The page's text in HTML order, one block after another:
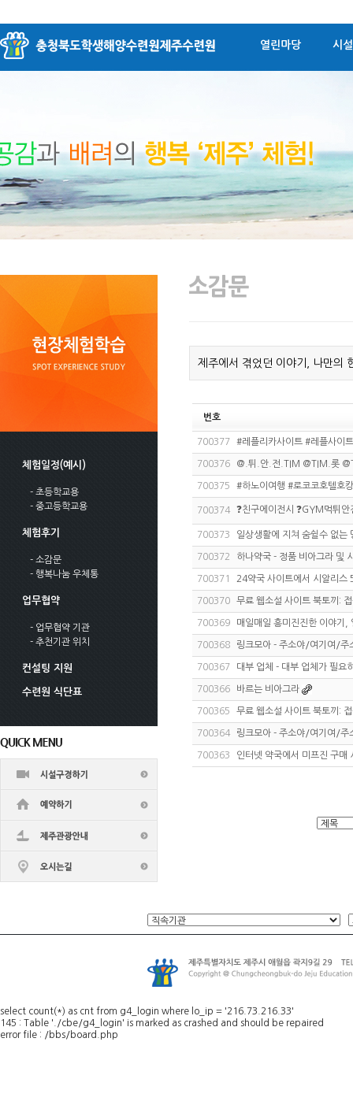
열린마당 시
체험일정(예시)
- 초등학교용
- 중고등학교용
체험후기
- 소감문
- 행복나눔 우체통
업무협약
- 업무협약 기관
- 추천기관 위치
컨설팅 지원
수련원 식단표
제주에서 겪었던 이야기, 나만의
번호
700377 #레플리카사이트 #레플사이
700376 @.튀.안.전.TIM @TIM.롯
700375 #하노이여행 #로코코호텔
700374 ❓친구에이전시 ❓GYM먹튀
700373 일상생활에 지쳐 숨쉴수 없
700372 하나약국 - 정품 비아그라 및
700371 24약국 사이트에서 시알리
700370 무료 웹소설 사이트 북토끼:
700369 매일매일 흥미진진한 이야기
700368 링크모아 - 주소야/여기여/
700367 대부 업체 - 대부 업체가 필요
700366 바르는 비아그라
700365 무료 웹소설 사이트 북토끼:
700364 링크모아 - 주소야/여기여/
700363 인터넷 약국에서 미프진 구매
select count(*) as cnt from g4_login where lo_ip = '216.73.216.33'
145 : Table './cbe/g4_login' is marked as crashed and should be repaired
error file : /bbs/board.php